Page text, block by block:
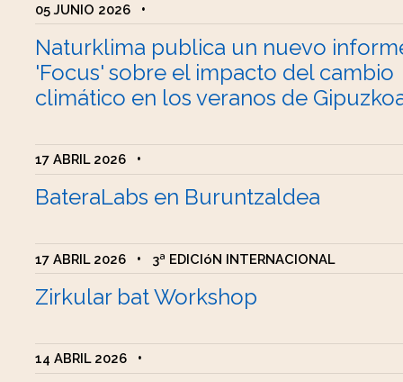
05 JUNIO 2026 •
Naturklima publica un nuevo
'Focus' sobre el impacto del cambio
climático en los veranos de
17 ABRIL 2026 •
BateraLabs en Buruntzaldea
17 ABRIL 2026 • 3ª EDICIóN INTERNACIONAL
Zirkular bat Workshop
14 ABRIL 2026 •